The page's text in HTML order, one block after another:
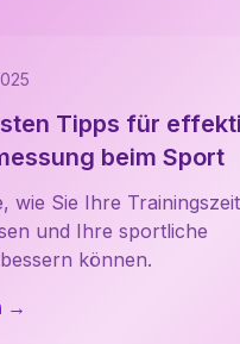
Tipps für
beim Sport
wie Sie Ihre
und Ihre sportliche
können.
→